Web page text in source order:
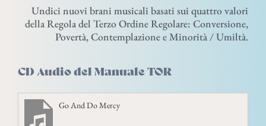
Undici nuovi brani musicali basati sui quattro valori
della Regola del Terzo Ordine Regolare: Conversione,
Povertà, Contemplazione e Minorità / Umiltà.
CD Audio del Manuale TOR
Go And Do Mercy